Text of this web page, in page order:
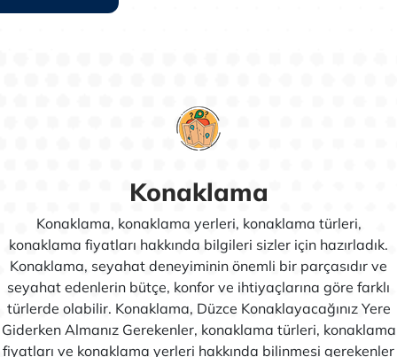
Konaklama
Konaklama, konaklama yerleri, konaklama türleri,
konaklama fiyatları hakkında bilgileri sizler için hazırladık.
Konaklama, seyahat deneyiminin önemli bir parçasıdır ve
seyahat edenlerin bütçe, konfor ve ihtiyaçlarına göre farklı
türlerde olabilir. Konaklama, Düzce Konaklayacağınız Yere
Giderken Almanız Gerekenler, konaklama türleri, konaklama
fiyatları ve konaklama yerleri hakkında bilinmesi gerekenler